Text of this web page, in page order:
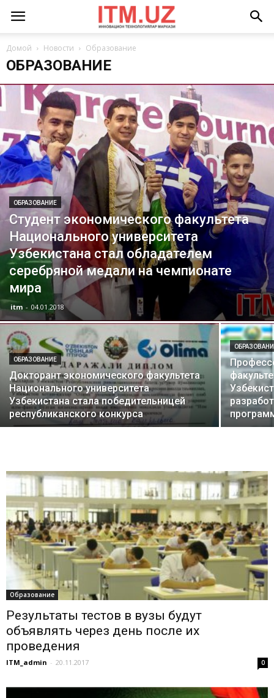
Домой Новости Образование
ОБРАЗОВАНИЕ
ОБРАЗОВАНИЕ
Студент экономического факультета
Национального университета
Узбекистана стал обладателем
серебряной медали на чемпионате
мира
itm - 04.01.2018
ОБРАЗОВАНИЕ
Докторант экономического факультета
Национального университета
Узбекистана стала победительницей
республиканского конкурса
Образование
Результаты тестов в вузы будут
объявлять через день после их
проведения
ITM_admin - 20.11.2017 0